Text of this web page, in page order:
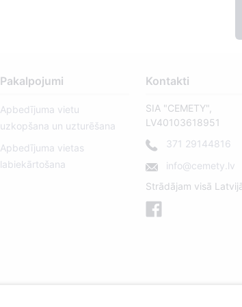
Pakalpojumi
Apbedījuma vietu
uzkopšana un uzturēšana
Apbedījuma vietas
labiekārtošana
Kontakti
SIA "CEMETY",
LV40103618951
371 29144816
info@cemety.lv
Strādājam visā